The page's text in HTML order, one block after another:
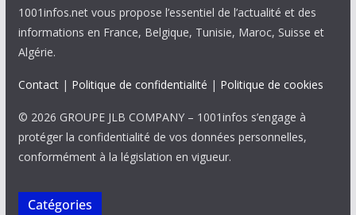
1001infos.net vous propose l’essentiel de l’actualité et des
informations en France, Belgique, Tunisie, Maroc, Suisse et
Algérie.
Contact| Politique de confidentialité | Politique de cookies
© 2026 GROUPE JLB COMPANY – 1001infos s’engage à
protéger la confidentialité de vos données personnelles,
conformément à la législation en vigueur.
Catégories